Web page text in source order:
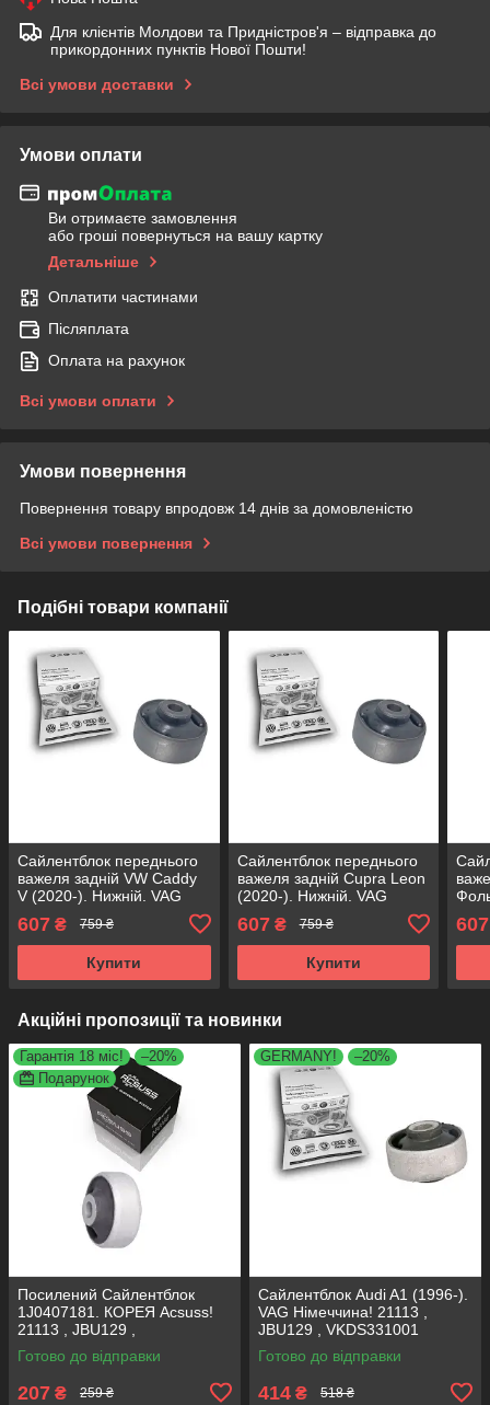
Для клієнтів Молдови та Придністров'я – відправка до
прикордонних пунктів Нової Пошти!
Всі умови доставки
Умови оплати
Ви отримаєте замовлення
або гроші повернуться на вашу картку
Детальніше
Оплатити частинами
Післяплата
Оплата на рахунок
Всі умови оплати
Умови повернення
Повернення товару впродовж 14 днів за домовленістю
Всі умови повернення
Подібні товари компанії
Сайлентблок переднього
важеля задній VW Caddy
V (2020-). Нижній. VAG
FE38403 , VKDS331041
607 ₴ 759 ₴
Купити
Сайлентблок переднього
важеля задній Cupra Leon
(2020-). Нижній. VAG
FE38403 , VKDS331041
607₴ 759 ₴
Купити
607
Акційні пропозиції та новинки
Гарантія 18 міс!
–20%
Подарунок
Посилений Сайлентблок
1J0407181. КОРЕЯ Acsuss!
21113 , JBU129 ,
VKDS331001
Готово до відправки
207 ₴ 259 ₴
GERMANY! –20%
Сайлентблок Audi A1 (1996-).
VAG Німеччина! 21113 ,
JBU129 , VKDS331001
Готово до відправки
414 ₴ 518 ₴